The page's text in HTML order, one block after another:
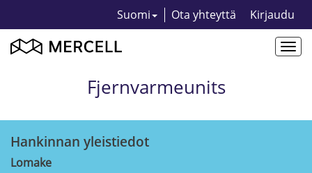
Suomi Ota yhteyttä Kirjaudu
Fjernvarmeunits
Hankinnan yleistiedot
Lomake